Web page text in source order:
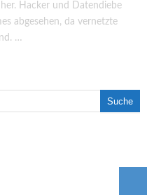
Hacker und Datendiebe
abgesehen, da vernetzte
…